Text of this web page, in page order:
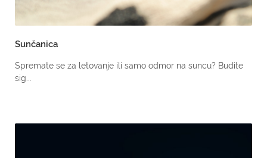
Sunčanica
Spremate se za letovanje ili samo odmor na suncu? Budite
sig...